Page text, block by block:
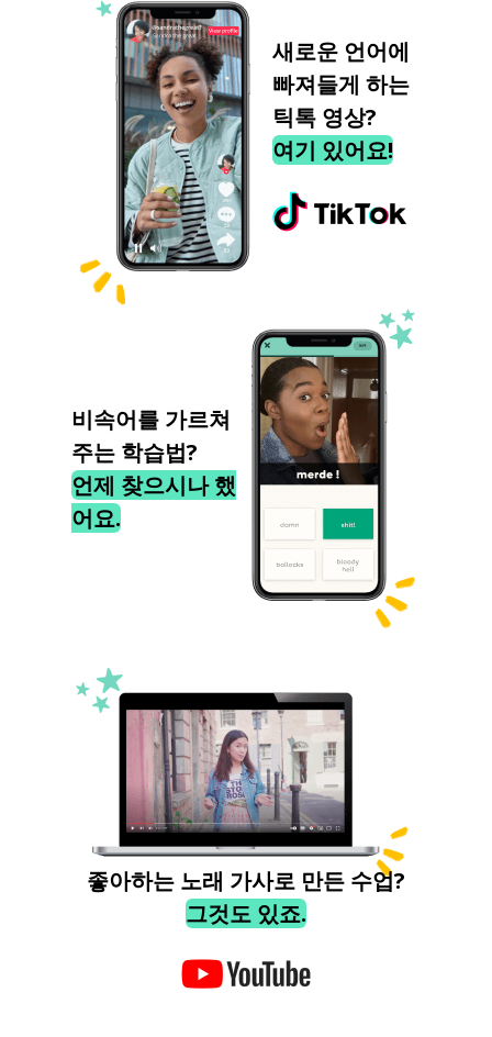
새로운 언어에
빠져들게 하는
틱톡 영상?
여기 있어요!
비속어를 가르쳐
주는 학습법?
언제 찾으시나 했
어요.
좋아하는 노래 가사로 만든 수업?
그것도 있죠.